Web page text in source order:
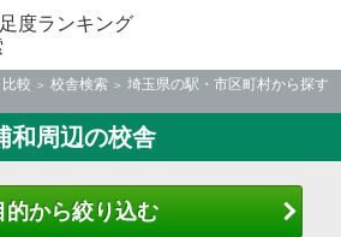
度ランキング
較 校舎検索
埼玉県の駅・市区町村から探す
和周辺の校舎
的から絞り込む